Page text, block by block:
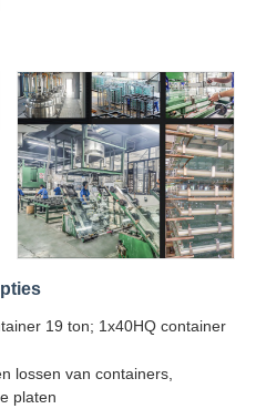
19 ton; 1x40HQ container
lossen van containers,
platen